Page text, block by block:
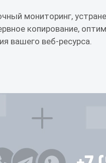
мониторинг,
копирование,
вашего веб-ресурса.